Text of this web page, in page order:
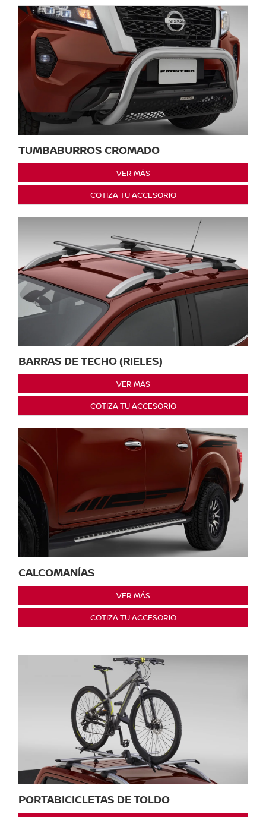
TUMBABURROS CROMADO
VER MÁS
COTIZA TU ACCESORIO
BARRAS DE TECHO (RIELES)
VER MÁS
COTIZA TU ACCESORIO
CALCOMANÍAS
VER MÁS
COTIZA TU ACCESORIO
PORTABICICLETAS DE TOLDO